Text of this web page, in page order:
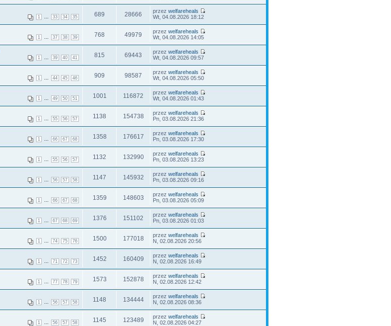
1 33 34 35 689 28666 przezwelfareheals
Wt, 04.08.2026 18:12
1 37 38 39 768 49979 przezwelfareheals
Wt, 04.08.2026 14:05
1 39 40 41 815 69443 przezwelfareheals
Wt, 04.08.2026 09:57
1 44 45 46 909 98587 przezwelfareheals
Wt, 04.08.2026 05:50
1 49 50 51 1001 116872 przezwelfareheals
Wt, 04.08.2026 01:43
1 55 56 57 1138 154738 przezwelfareheals
Pn, 03.08.2026 21:36
1 66 67 68 1358 176617 przezwelfareheals
Pn, 03.08.2026 17:30
1 55 56 57 1132 132990 przezwelfareheals
Pn, 03.08.2026 13:23
1 56 57 58 1147 145932 przezwelfareheals
Pn, 03.08.2026 09:16
1 66 67 68 1359 148603 przezwelfareheals
Pn, 03.08.2026 05:09
1 67 68 69 1376 151102 przezwelfareheals
Pn, 03.08.2026 01:03
1 74 75 76 1500 177018 przezwelfareheals
N, 02.08.2026 20:56
1 71 72 73 1452 160409 przezwelfareheals
N, 02.08.2026 16:49
1 77 78 79 1573 152878 przezwelfareheals
N, 02.08.2026 12:42
1 56 57 58 1148 134444 przezwelfareheals
N, 02.08.2026 08:36
1 56 57 58 1145 123489 przezwelfareheals
N, 02.08.2026 04:27